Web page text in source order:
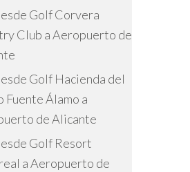
Golf Corvera
Club a Aeropuerto de
Golf Hacienda del
Fuente Álamo a
de Alicante
Golf Resort
a Aeropuerto de